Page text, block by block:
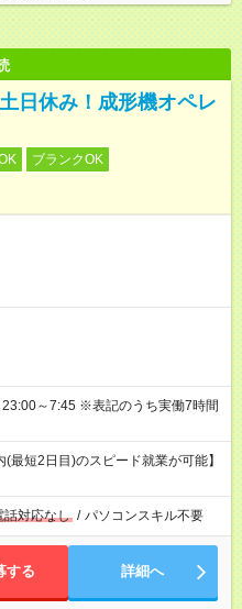
日休み！成形機オペレ
ブランクOK
のうち実働7時間
最短2日目)のスピード就業が可能】
話対応なし / パソコンスキル不要
する 詳細へ